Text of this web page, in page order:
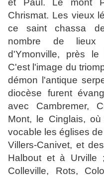
et Paul. Le mont
Chrismat. Les vieux
ce saint chassa
nombre de lieux
d'Ymonville, près le
C'est l'image du
démon l'antique
diocèse furent
avec Cambremer,
Mont, le Cinglais,
vocable les églises
Villers-Canivet, et
Halbout et à
Colleville, Rots,